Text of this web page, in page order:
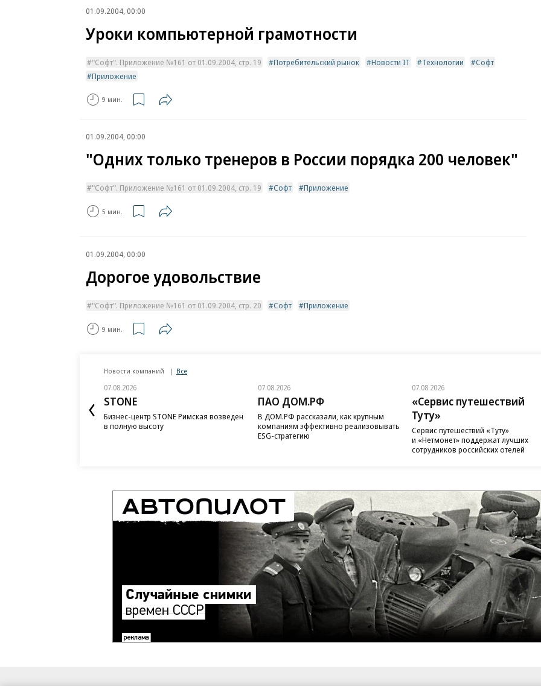
01.09.2004, 00:00
Уроки компьютерной грамотности
"Софт". Приложение №161 от 01.09.2004, стр. 19 Потребительский рынок Новости IT Технологии
Софт
Приложение
9 мин.
01.09.2004, 00:00
"Одних только тренеров в России порядка 200 человек"
"Софт". Приложение №161 от 01.09.2004, стр. 19 Софт Приложение
5 мин.
01.09.2004, 00:00
Дорогое удовольствие
"Софт". Приложение №161 от 01.09.2004, стр. 20 Софт Приложение
9 мин.
Новости компаний Все
07.08.2026
STONE
Бизнес-центр STONE Римская возведен
в полную высоту
07.08.2026
ПАО ДОМ.РФ
В ДОМ.РФ рассказали, как крупным
компаниям эффективно реализовывать
ESG-стратегию
07.08.2026
«Сервис путешествий
Туту»
Сервис путешествий «Туту»
и «Нетмонет» поддержат лучших
сотрудников российских отелей